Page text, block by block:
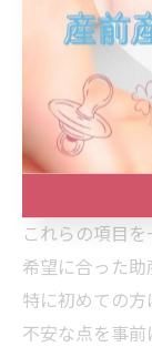
チェックリ
自然分娩へ
産後ケアや
家族の立ち
医療機関と
アクセスや
これらの項目
希望に合った助
特に初めての方
不安な点を事前